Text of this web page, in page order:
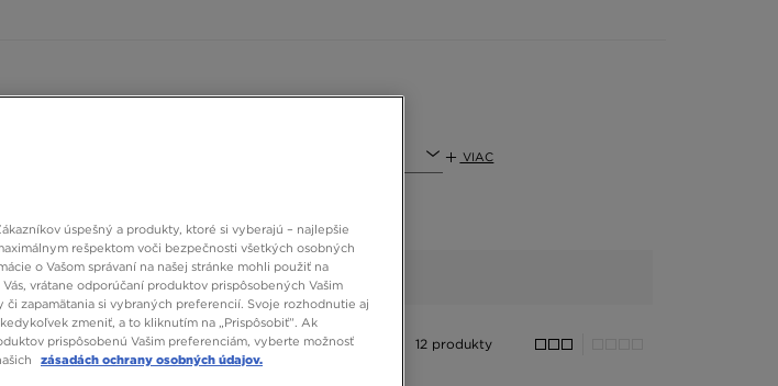
VIAC
12 produkty
úspešný a produkty, ktoré si vyberajú – najlepšie
rešpektom voči bezpečnosti všetkých osobných
o Vašom správaní na našej stránke mohli použiť na
vrátane odporúčaní produktov prispôsobených Vašim
zapamätania si vybraných preferencií. Svoje rozhodnutie aj
zmeniť, a to kliknutím na „Prispôsobiť”. Ak
prispôsobenú Vašim preferenciám, vyberte možnosť
zásadách ochrany osobných údajov.